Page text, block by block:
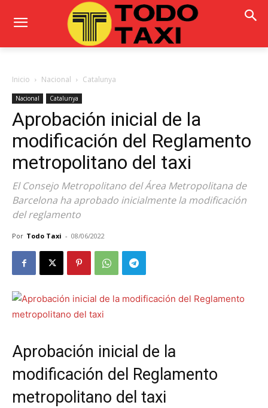
Inicio Nacional Catalunya
Nacional Catalunya
Aprobación inicial de la
modificación del Reglamento
metropolitano del taxi
El Consejo Metropolitano del Área Metropolitana de
Barcelona ha aprobado inicialmente la modificación
del reglamento
Por Todo Taxi - 08/06/2022
Aprobación inicial de la
modificación del Reglamento
metropolitano del taxi